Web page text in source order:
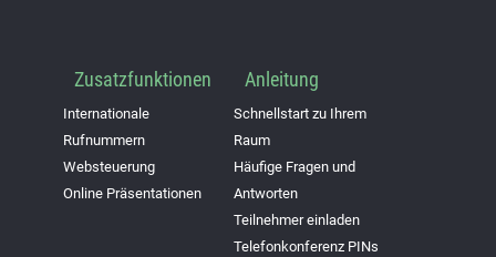
Zusatzfunktionen
Internationale
Rufnummern
Websteuerung
Online Präsentationen
Anleitung
Schnellstart zu Ihrem
Raum
Häufige Fragen und
Antworten
Teilnehmer einladen
Telefonkonferenz PINs